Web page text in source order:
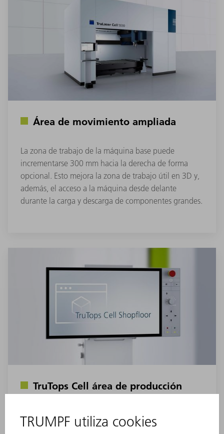
Área de movimiento ampliada
La zona de trabajo de la máquina base puede
incrementarse 300 mm hacia la derecha de forma
opcional. Esto mejora la zona de trabajo útil en 3D y,
además, el acceso a la máquina desde delante
durante la carga y descarga de componentes grandes.
TruTops Cell área de producción
Con TruTops Cell área de producción, los programas
se pueden ajustar de forma más sencilla, rápida y